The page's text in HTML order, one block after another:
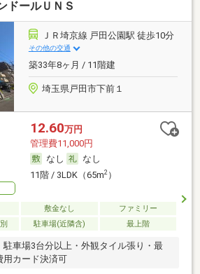
ドールＵＮＳ
ＪＲ埼京線 戸田公園駅 徒歩10分
その他の交通
築33年8ヶ月 / 11階建
埼玉県戸田市下前１
12.60万円
管理費11,000円
なし
なし
11階 / 3LDK（65m2）
敷金なし
ファミリー
駐車場(近隣含) 最上階
駐車場3台分以上・外観タイル張り・最
用カード決済可